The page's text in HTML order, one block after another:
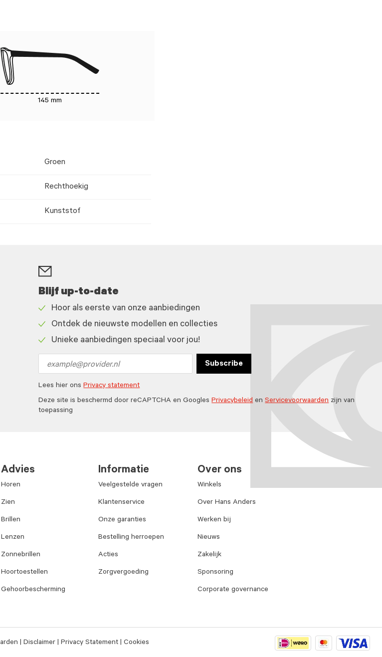
145 mm
Groen
Rechthoekig
Kunststof
Blijf up-to-date
icon
Hoor als eerste van onze aanbiedingen
icon
Ontdek de nieuwste modellen en collecties
Unieke aanbiedingen speciaal voor jou!
address
Subscribe
Lees hier onsPrivacy statement
Deze site is beschermd door reCAPTCHA en GooglesPrivacybeleidenServicevoorwaardenzijn van
toepassing
Advies
Horen
Zien
Brillen
Lenzen
Zonnebrillen
Hoortoestellen
Gehoorbescherming
Informatie
Veelgestelde vragen
Klantenservice
Onze garanties
Bestelling herroepen
Acties
Zorgvergoeding
Over ons
Winkels
Over Hans Anders
Werken bij
Nieuws
Zakelijk
Sponsoring
Corporate governance
Disclaimer Privacy Statement Cookies